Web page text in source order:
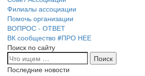
Филиалы ассоциации
Помочь организации
ВОПРОС - ОТВЕТ
ВК сообщество #ПРО НЕЕ
Поиск по сайту
Последние новости